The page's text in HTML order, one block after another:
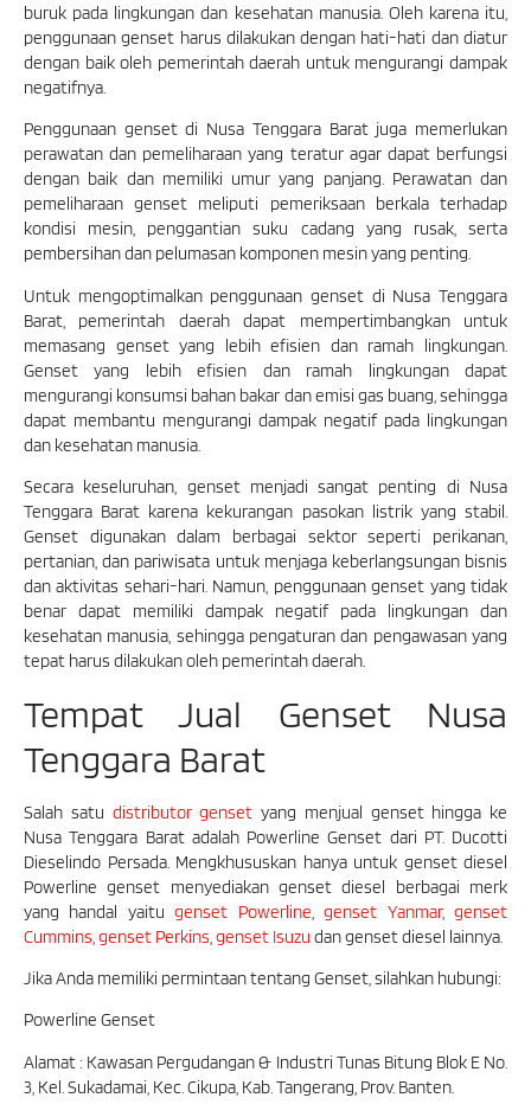
buruk pada lingkungan dan kesehatan manusia. Oleh karena itu,
penggunaan genset harus dilakukan dengan hati-hati dan diatur
dengan baik oleh pemerintah daerah untuk mengurangi dampak
negatifnya.
Penggunaan genset di Nusa Tenggara Barat juga memerlukan
perawatan dan pemeliharaan yang teratur agar dapat berfungsi
dengan baik dan memiliki umur yang panjang. Perawatan dan
pemeliharaan genset meliputi pemeriksaan berkala terhadap
kondisi mesin, penggantian suku cadang yang rusak, serta
pembersihan dan pelumasan komponen mesin yang penting.
Untuk mengoptimalkan penggunaan genset di Nusa Tenggara
Barat, pemerintah daerah dapat mempertimbangkan untuk
memasang genset yang lebih efisien dan ramah lingkungan.
Genset yang lebih efisien dan ramah lingkungan dapat
mengurangi konsumsi bahan bakar dan emisi gas buang, sehingga
dapat membantu mengurangi dampak negatif pada lingkungan
dan kesehatan manusia.
Secara keseluruhan, genset menjadi sangat penting di Nusa
Tenggara Barat karena kekurangan pasokan listrik yang stabil.
Genset digunakan dalam berbagai sektor seperti perikanan,
pertanian, dan pariwisata untuk menjaga keberlangsungan bisnis
dan aktivitas sehari-hari. Namun, penggunaan genset yang tidak
benar dapat memiliki dampak negatif pada lingkungan dan
kesehatan manusia, sehingga pengaturan dan pengawasan yang
tepat harus dilakukan oleh pemerintah daerah.
Tempat Jual Genset Nusa
Tenggara Barat
Salah satu distributor genset yang menjual genset hingga ke
Nusa Tenggara Barat adalah Powerline Genset dari PT. Ducotti
Dieselindo Persada. Mengkhususkan hanya untuk genset diesel
Powerline genset menyediakan genset diesel berbagai merk
yang handal yaitugenset Powerline ,genset Yanmar,genset
Cummins genset Perkins genset Isuzu dan genset diesel lainnya.
Jika Anda memiliki permintaan tentang Genset, silahkan hubungi:
Powerline Genset
Alamat : Kawasan Pergudangan & Industri Tunas Bitung Blok E No.
3, Kel. Sukadamai, Kec. Cikupa, Kab. Tangerang, Prov. Banten.